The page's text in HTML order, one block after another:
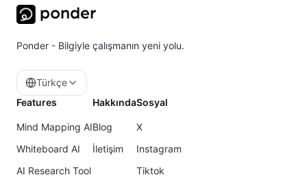
Ponder - Bilgiyle çalışmanın yeni yolu.
Türkçe
Features
Mind Mapping AI
Whiteboard AI
AI Research Tool
Hakkında
Blog
İletişim
Sosyal
X
Instagram
Tiktok